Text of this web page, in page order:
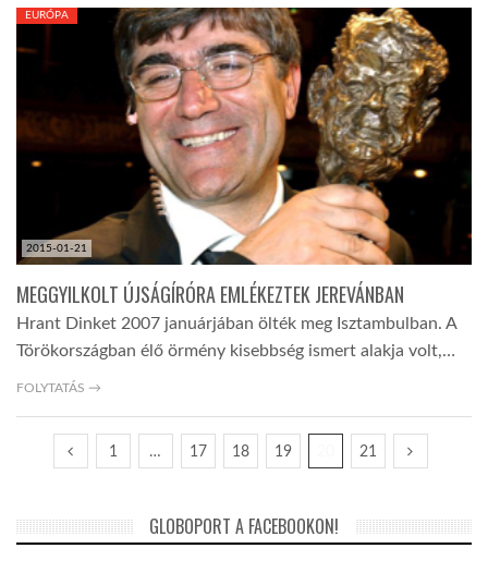
2015-01-21
EURÓPA
MEGGYILKOLT ÚJSÁGÍRÓRA EMLÉKEZTEK JEREVÁNBAN
Hrant Dinket 2007 januárjában ölték meg Isztambulban. A
Törökországban élő örmény kisebbség ismert alakja volt,…
FOLYTATÁS →
1 … 17 18 19 21
GLOBOPORT A FACEBOOKON!